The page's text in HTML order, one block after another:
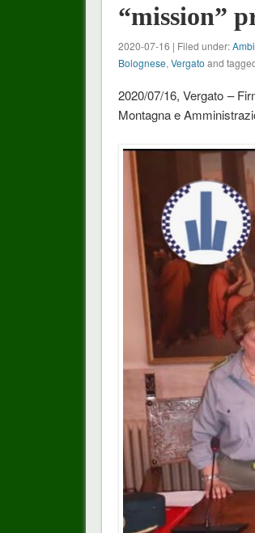
“mission”
2020-07-16 | Filed under:
Bolognese, Vergato and
2020/07/16, Vergato –
Montagna e